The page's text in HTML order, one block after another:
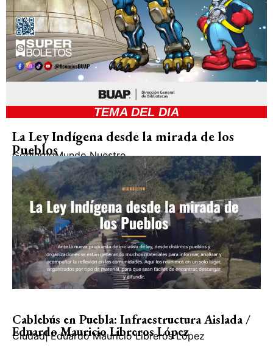
TEMA DEL DIA
La Ley Indígena desde la mirada de los
Pueblos
GobiernoMundo Nuestro
Cablebús en Puebla: Infraestructura Aislada /
Eduardo Mauricio Libreros López
Ciudad| Eduardo Mauricio Libreros López